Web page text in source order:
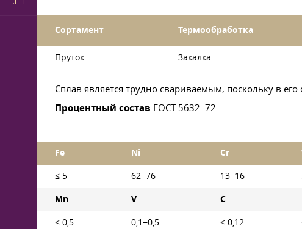
Сортамент Термообработка
Пруток Закалка
Сплав является трудно свариваемым, поскольку в
Процентный состав ГОСТ 5632–72
Fe Ni Cr
≤ 5 62−76 13−16
Mn V C
≤ 0,5 0,1−0,5 ≤ 0,12